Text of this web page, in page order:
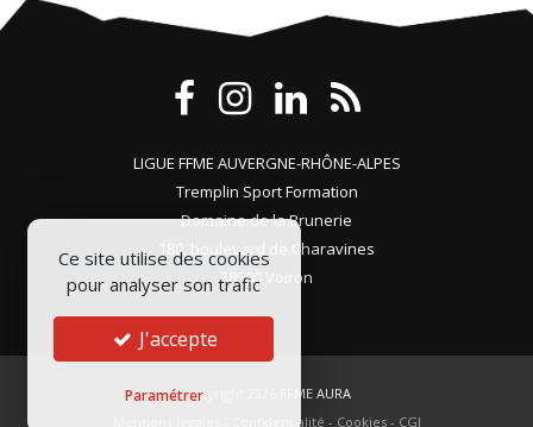
LIGUE FFME AUVERGNE-RHÔNE-ALPES
Tremplin Sport Formation
Domaine de la Brunerie
180, boulevard de Charavines
38500 Voiron
Copyright 2026
FFME AURA
Confidentialité - Cookies- CGI
Ce site utilise des cookies
pour analyser son trafic
J'accepte
Paramétrer